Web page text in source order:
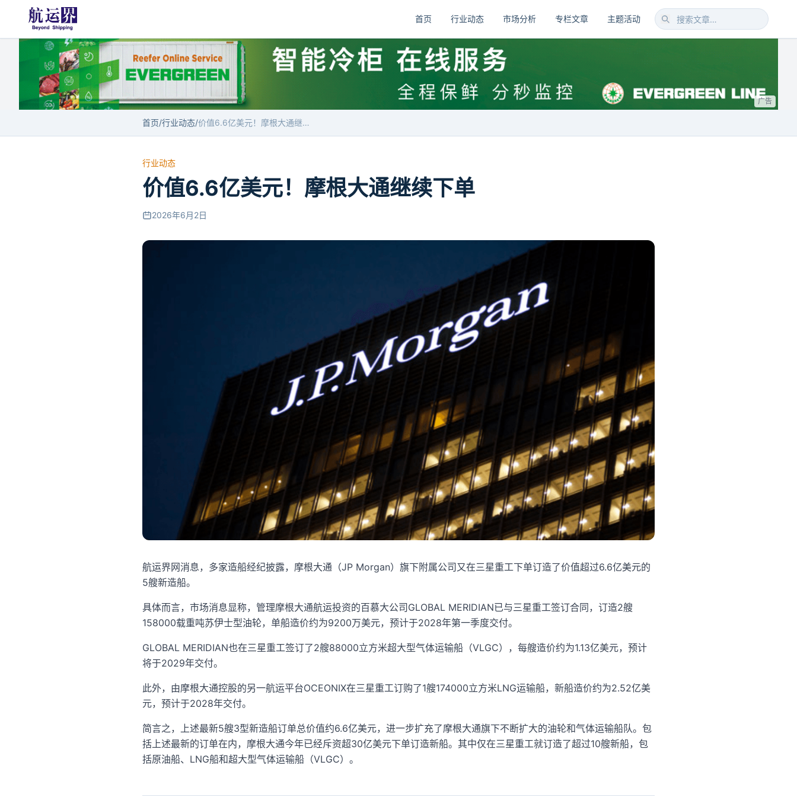
首页 行业动态 市场分析 专栏文章 主题活动
广告
首页/行业动态/ 价值6.6亿美元！摩根大通继续下单
行业动态
价值6.6亿美元！摩根大通继续下单
2026年6月2日
航运界网消息，多家造船经纪披露，摩根大通（JP Morgan）旗下附属公司又在三星重工下单订造了价值超过6.6亿美元的
5艘新造船。
具体而言，市场消息显称，管理摩根大通航运投资的百慕大公司GLOBAL MERIDIAN已与三星重工签订合同，订造2艘
158000载重吨苏伊士型油轮，单船造价约为9200万美元，预计于2028年第一季度交付。
GLOBAL MERIDIAN也在三星重工签订了2艘88000立方米超大型气体运输船（VLGC），每艘造价约为1.13亿美元，预计
将于2029年交付。
此外，由摩根大通控股的另一航运平台OCEONIX在三星重工订购了1艘174000立方米LNG运输船，新船造价约为2.52亿美
元，预计于2028年交付。
简言之，上述最新5艘3型新造船订单总价值约6.6亿美元，进一步扩充了摩根大通旗下不断扩大的油轮和气体运输船队。包
括上述最新的订单在内，摩根大通今年已经斥资超30亿美元下单订造新船。其中仅在三星重工就订造了超过10艘新船，包
括原油船、LNG船和超大型气体运输船（VLGC）。